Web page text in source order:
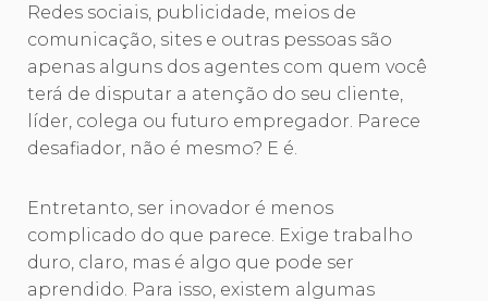
Redes sociais, publicidade, meios de
comunicação, sites e outras pessoas são
apenas alguns dos agentes com quem você
terá de disputar a atenção do seu cliente,
líder, colega ou futuro empregador. Parece
desafiador, não é mesmo? E é.
Entretanto, ser inovador é menos
complicado do que parece. Exige trabalho
duro, claro, mas é algo que pode ser
aprendido. Para isso, existem algumas